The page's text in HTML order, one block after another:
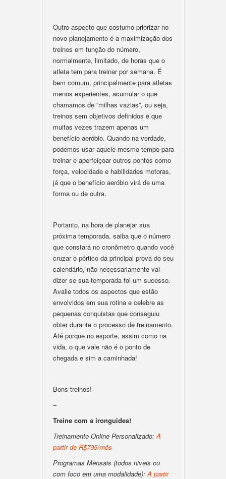
Outro aspecto que costumo priorizar no
novo planejamento é a maximização dos
treinos em função do número,
normalmente, limitado, de horas que o
atleta tem para treinar por semana. É
bem comum, principalmente para atletas
menos experientes, acumular o que
chamamos de “milhas vazias”, ou seja,
treinos sem objetivos definidos e que
muitas vezes trazem apenas um
benefício aeróbio. Quando na verdade,
podemos usar aquele mesmo tempo para
treinar e aperfeiçoar outros pontos como
força, velocidade e habilidades motoras,
já que o benefício aeróbio virá de uma
forma ou de outra.
Portanto, na hora de planejar sua
próxima temporada, saiba que o número
que constará no cronômetro quando você
cruzar o pórtico da principal prova do seu
calendário, não necessariamente vai
dizer se sua temporada foi um sucesso.
Avalie todos os aspectos que estão
envolvidos em sua rotina e celebre as
pequenas conquistas que conseguiu
obter durante o processo de treinamento.
Até porque no esporte, assim como na
vida, o que vale não é o ponto de
chegada e sim a caminhada!
Bons treinos!
–
Treine com a ironguides!
Treinamento Online Personalizado:A
partir de R$795/mês
Programas Mensais (todos niveis ou
com foco em uma modalidade):A partir